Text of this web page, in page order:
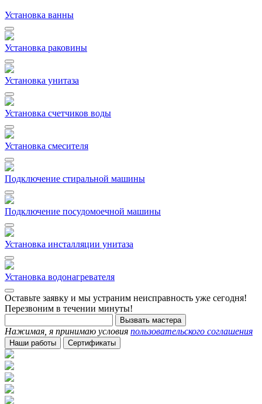
Установка ванны
Установка раковины
Установка унитаза
Установка счетчиков воды
Установка смесителя
Подключение стиральной машины
Подключение посудомоечной машины
Установка инсталляции унитаза
Установка водонагревателя
Оставьте заявку и мы устраним неисправность уже сегодня!
Перезвоним в течении минуты!
Вызвать мастера
Нажимая, я принимаю условия пользовательского соглашения
Наши работы Сертификаты